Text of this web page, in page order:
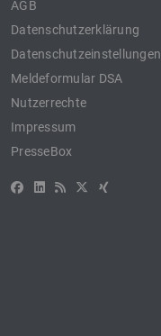
AGB
Datenschutzerklärung
Datenschutzeinstellungen
Meldeformular DSA
Nutzerrechte
Impressum
PresseBox